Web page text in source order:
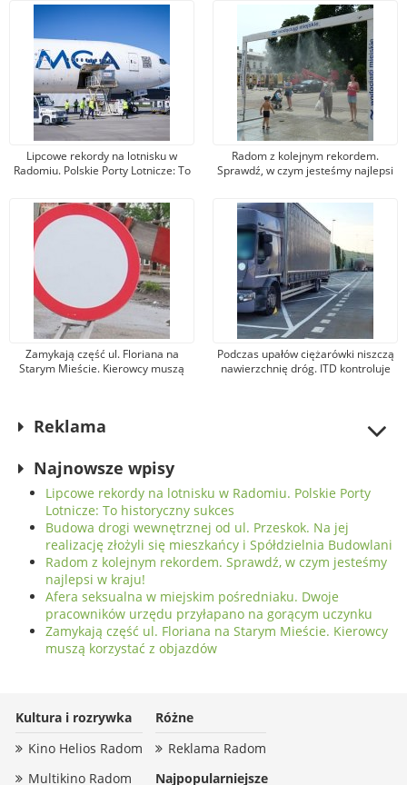
Lipcowe rekordy na lotnisku w
Radomiu. Polskie Porty Lotnicze: To
Radom z kolejnym rekordem.
Sprawdź, w czym jesteśmy najlepsi
Zamykają część ul. Floriana na
Starym Mieście. Kierowcy muszą
Podczas upałów ciężarówki niszczą
nawierzchnię dróg. ITD kontroluje
Reklama
Najnowsze wpisy
Lipcowe rekordy na lotnisku w Radomiu. Polskie Porty
Lotnicze: To historyczny sukces
Budowa drogi wewnętrznej od ul. Przeskok. Na jej
realizację złożyli się mieszkańcy i Spółdzielnia Budowlani
Radom z kolejnym rekordem. Sprawdź, w czym jesteśmy
najlepsi w kraju!
Afera seksualna w miejskim pośredniaku. Dwoje
pracowników urzędu przyłapano na gorącym uczynku
Zamykają część ul. Floriana na Starym Mieście. Kierowcy
muszą korzystać z objazdów
Kultura i rozrywka
Kino Helios Radom
Multikino Radom
Różne
Reklama Radom
Najpopularniejsze